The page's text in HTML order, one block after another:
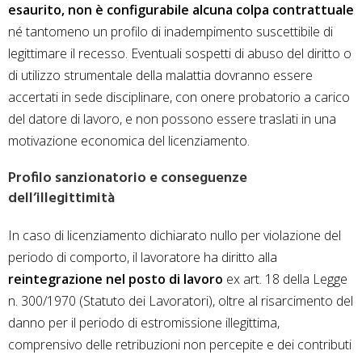
esaurito, non è configurabile alcuna colpa contrattuale
né tantomeno un profilo di inadempimento suscettibile di
legittimare il recesso. Eventuali sospetti di abuso del diritto o
di utilizzo strumentale della malattia dovranno essere
accertati in sede disciplinare, con onere probatorio a carico
del datore di lavoro, e non possono essere traslati in una
motivazione economica del licenziamento.
Profilo sanzionatorio e conseguenze
dell’illegittimità
In caso di licenziamento dichiarato nullo per violazione del
periodo di comporto, il lavoratore ha diritto alla
reintegrazione nel posto di lavoro ex art. 18 della Legge
n. 300/1970 (Statuto dei Lavoratori), oltre al risarcimento del
danno per il periodo di estromissione illegittima,
comprensivo delle retribuzioni non percepite e dei contributi